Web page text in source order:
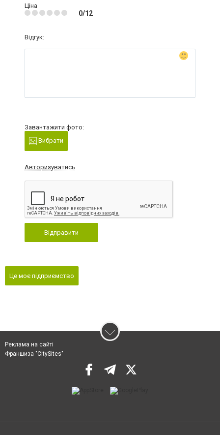
Ціна
0/12
Відгук:
Завантажити фото:
Вибрати
Авторизуватись
Відправити
Це моє підприємство
Реклама на сайті
Франшиза "CitySites"